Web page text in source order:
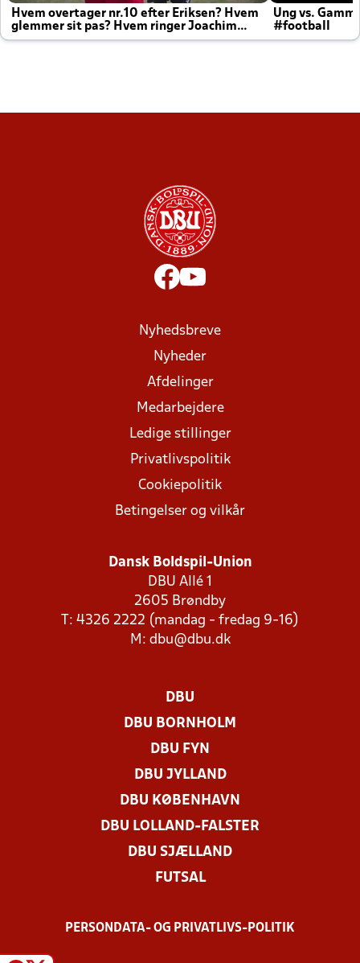
Hvem overtager nr.10 efter Eriksen? Hvem
glemmer sit pas? Hvem ringer Joachim
altid til efter kampe?
Ung vs.
#football
Nyhedsbreve
Nyheder
Afdelinger
Medarbejdere
Ledige stillinger
Privatlivspolitik
Cookiepolitik
Betingelser og vilkår
Dansk Boldspil-Union
DBU Allé 1
2605 Brøndby
T: 4326 2222 (mandag - fredag 9-16)
M: dbu@dbu.dk
DBU
DBU BORNHOLM
DBU FYN
DBU JYLLAND
DBU KØBENHAVN
DBU LOLLAND-FALSTER
DBU SJÆLLAND
FUTSAL
PERSONDATA- OG PRIVATLIVS-POLITIK